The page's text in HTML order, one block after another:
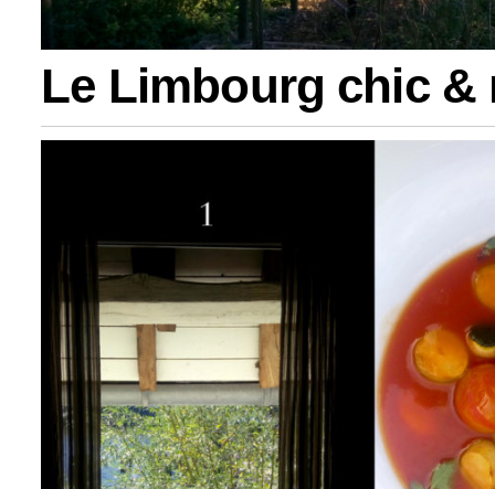
Le Limbourg chic &